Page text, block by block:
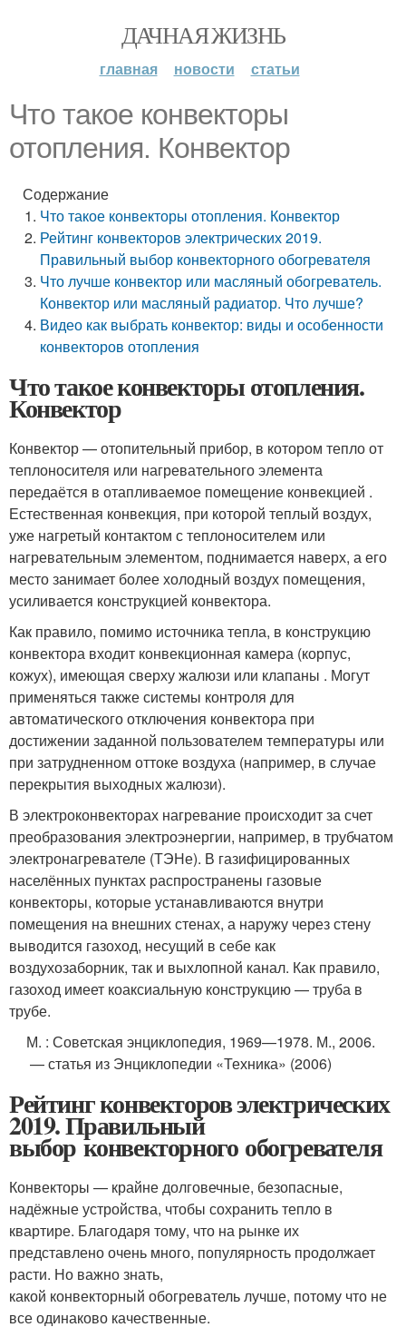
ДАЧНАЯ ЖИЗНЬ
главная новости статьи
Что такое конвекторы
отопления. Конвектор
Содержание
Что такое конвекторы отопления. Конвектор
Рейтинг конвекторов электрических 2019.
Правильный выбор конвекторного обогревателя
Что лучше конвектор или масляный обогреватель.
Конвектор или масляный радиатор. Что лучше?
Видео как выбрать конвектор: виды и особенности
конвекторов отопления
Что такое конвекторы отопления.
Конвектор
Конвектор — отопительный прибор, в котором тепло от
теплоносителя или нагревательного элемента
передаётся в отапливаемое помещение конвекцией .
Естественная конвекция, при которой теплый воздух,
уже нагретый контактом с теплоносителем или
нагревательным элементом, поднимается наверх, а его
место занимает более холодный воздух помещения,
усиливается конструкцией конвектора.
Как правило, помимо источника тепла, в конструкцию
конвектора входит конвекционная камера (корпус,
кожух), имеющая сверху жалюзи или клапаны . Могут
применяться также системы контроля для
автоматического отключения конвектора при
достижении заданной пользователем температуры или
при затрудненном оттоке воздуха (например, в случае
перекрытия выходных жалюзи).
В электроконвекторах нагревание происходит за счет
преобразования электроэнергии, например, в трубчатом
электронагревателе (ТЭНе). В газифицированных
населённых пунктах распространены газовые
конвекторы, которые устанавливаются внутри
помещения на внешних стенах, а наружу через стену
выводится газоход, несущий в себе как
воздухозаборник, так и выхлопной канал. Как правило,
газоход имеет коаксиальную конструкцию — труба в
трубе.
М. : Советская энциклопедия, 1969—1978. М., 2006.
— статья из Энциклопедии «Техника» (2006)
Рейтинг конвекторов электрических
2019. Правильный
выбор конвекторного обогревателя
Конвекторы — крайне долговечные, безопасные,
надёжные устройства, чтобы сохранить тепло в
квартире. Благодаря тому, что на рынке их
представлено очень много, популярность продолжает
расти. Но важно знать,
какой конвекторный обогреватель лучше, потому что не
все одинаково качественные.